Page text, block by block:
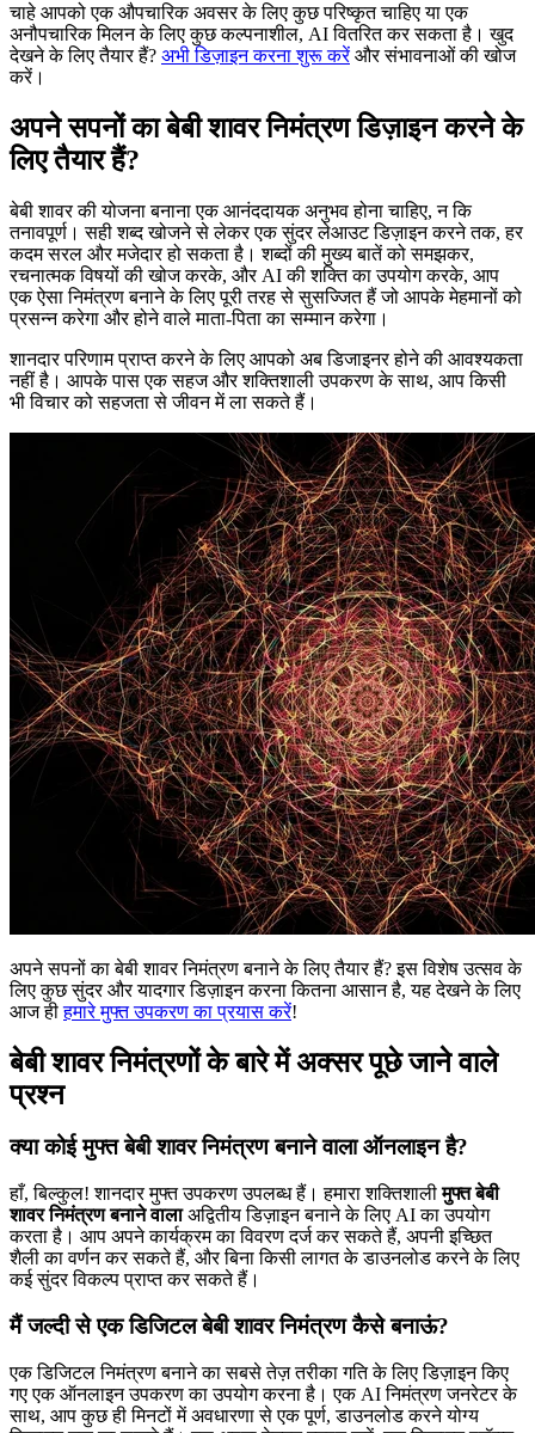
चाहे आपको एक औपचारिक अवसर के लिए कुछ परिष्कृत चाहिए या एक
अनौपचारिक मिलन के लिए कुछ कल्पनाशील, AI वितरित कर सकता है। खुद
देखने के लिए तैयार हैं? अभी डिज़ाइन करना शुरू करेंऔर संभावनाओं की खोज
करें।
अपने सपनों का बेबी शावर निमंत्रण डिज़ाइन करने के
लिए तैयार हैं?
बेबी शावर की योजना बनाना एक आनंददायक अनुभव होना चाहिए, न कि
तनावपूर्ण। सही शब्द खोजने से लेकर एक सुंदर लेआउट डिज़ाइन करने तक, हर
कदम सरल और मजेदार हो सकता है। शब्दों की मुख्य बातें को समझकर,
रचनात्मक विषयों की खोज करके, और AI की शक्ति का उपयोग करके, आप
एक ऐसा निमंत्रण बनाने के लिए पूरी तरह से सुसज्जित हैं जो आपके मेहमानों को
प्रसन्न करेगा और होने वाले माता-पिता का सम्मान करेगा।
शानदार परिणाम प्राप्त करने के लिए आपको अब डिजाइनर होने की आवश्यकता
नहीं है। आपके पास एक सहज और शक्तिशाली उपकरण के साथ, आप किसी
भी विचार को सहजता से जीवन में ला सकते हैं।
अपने सपनों का बेबी शावर निमंत्रण बनाने के लिए तैयार हैं? इस विशेष उत्सव के
लिए कुछ सुंदर और यादगार डिज़ाइन करना कितना आसान है, यह देखने के लिए
आज हीहमारे मुफ्त उपकरण का प्रयास करें!
बेबी शावर निमंत्रणों के बारे में अक्सर पूछे जाने वाले
प्रश्न
क्या कोई मुफ्त बेबी शावर निमंत्रण बनाने वाला ऑनलाइन है?
हाँ, बिल्कुल! शानदार मुफ्त उपकरण उपलब्ध हैं। हमारा शक्तिशालीमुफ्त बेबी
शावर निमंत्रण बनाने वालाअद्वितीय डिज़ाइन बनाने के लिए AI का उपयोग
करता है। आप अपने कार्यक्रम का विवरण दर्ज कर सकते हैं, अपनी इच्छित
शैली का वर्णन कर सकते हैं, और बिना किसी लागत के डाउनलोड करने के लिए
कई सुंदर विकल्प प्राप्त कर सकते हैं।
मैं जल्दी से एक डिजिटल बेबी शावर निमंत्रण कैसे बनाऊं?
एक डिजिटल निमंत्रण बनाने का सबसे तेज़ तरीका गति के लिए डिज़ाइन किए
गए एक ऑनलाइन उपकरण का उपयोग करना है। एक AI निमंत्रण जनरेटर के
साथ, आप कुछ ही मिनटों में अवधारणा से एक पूर्ण, डाउनलोड करने योग्य